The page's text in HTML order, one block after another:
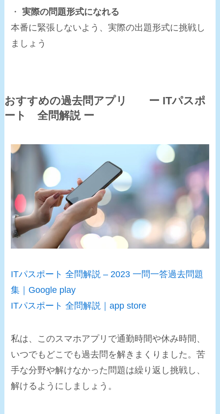
・実際の問題形式になれる
本番に緊張しないよう、実際の出題形式に挑戦し
ましょう
おすすめの過去問アプリ ー ITパスポ
ート 全問解説 ー
ITパスポート 全問解説 – 2023 一問一答過去問題
集｜Google play
ITパスポート 全問解説｜app store
私は、このスマホアプリで通勤時間や休み時間、
いつでもどこでも過去問を解きまくりました。苦
手な分野や解けなかった問題は繰り返し挑戦し、
解けるようにしましょう 。